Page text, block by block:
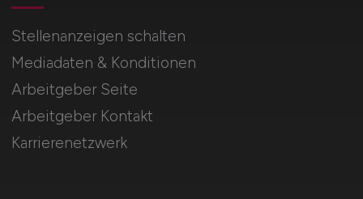
Stellenanzeigen schalten
Mediadaten & Konditionen
Arbeitgeber Seite
Arbeitgeber Kontakt
Karrierenetzwerk